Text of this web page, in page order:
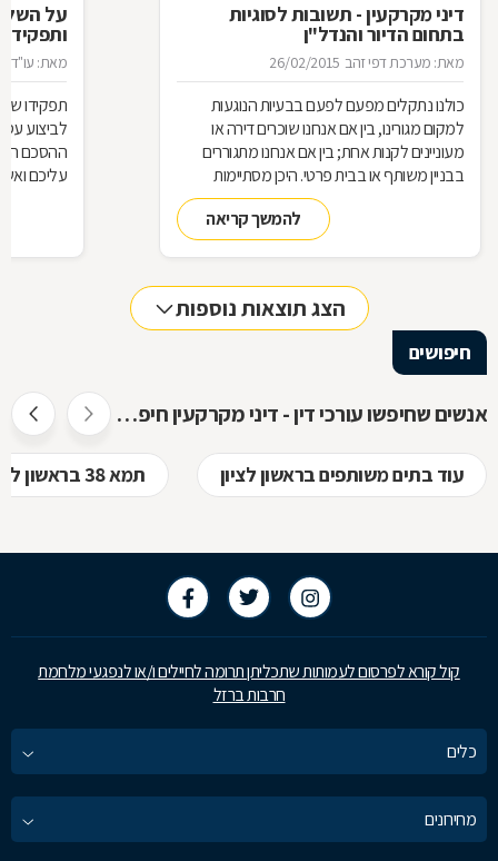
דיני מקרקעין - תשובות לסוגיות
בתחום הדיור והנדל"ן
מאת: מערכת דפי זהב 26/02/2015
כולנו נתקלים מפעם לפעם בבעיות הנוגעות
למקום מגורינו, בין אם אנחנו שוכרים דירה או
מעוניינים לקנות אחת; בין אם אנחנו מתגוררים
בבניין משותף או בבית פרטי. היכן מסתיימות
זכויותינו ביחס לשכנינו? מה אומר החוק בקשר
לחריגות בנייה? האם בניית ממ"ד מחייבת את כל
הדיירים וכו'. כדי לקבל מושג בנוגע למעמדנו
המקרקעין, ריכזנו שאלות שנשאלו בפורום
מקרקעין, ואשר נענו ע"י עו"ד אילן קרייטר
להמשך קריאה
מאת: עו"ד
תפקידו
ההסכם
עליכם
הצג תוצאות נוספות
חיפושים
אנשים שחיפשו עורכי דין - דיני מקרקעין חיפשו גם
עוד בתים משותפים בראשון לציון תמא 38 בראשון לציון
קול קורא לפרסום לעמותות שתכליתן תרומה לחיילים ו/או לנפגעי מלחמת
חרבות ברזל
כלים
מחירונים